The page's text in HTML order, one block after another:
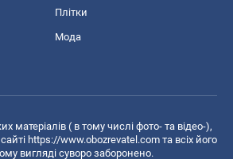
Плітки
Мода
матеріалів ( в тому числі фото- та відео-),
https://www.obozrevatel.com та всіх його
вигляді суворо заборонено.